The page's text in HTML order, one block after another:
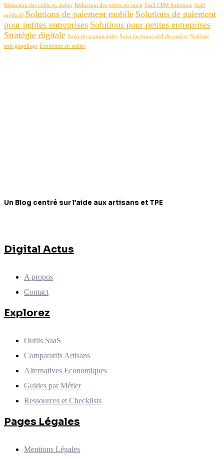
Réduction des coûts en atelier Réduction des pertes en stock SaaS CRM Solutions SaaS
prédictif Solutions de paiement mobile Solutions de paiement
pour petites entreprises Solutions pour petites entreprises
Stratégie digitale Suivi des commandes Suivi en temps réel des pièces Système
anti-gaspillage Économie en atelier
Un Blog centré sur l’aide aux artisans et TPE
Digital Actus
A propos
Contact
Explorez
Outils SaaS
Comparatifs Artisans
Alternatives Economiques
Guides par Métier
Ressources et Checklists
Pages Légales
Mentions Légales